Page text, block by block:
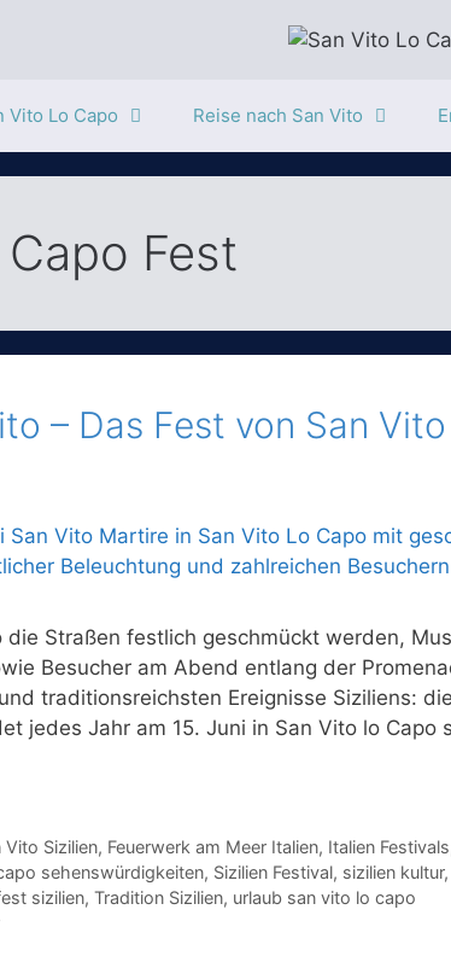
Vito Lo Capo Reise nach San Vito
Fest
– Das Fest von San Vito
die Straßen festlich geschmückt werden,
Besucher am Abend entlang der
traditionsreichsten Ereignisse Siziliens:
jedes Jahr am 15. Juni in San Vito lo
Vito Sizilien, Feuerwerk am Meer Italien, Italien Festivals
sehenswürdigkeiten, Sizilien Festival, sizilien kultur,
sizilien, Tradition Sizilien, urlaub san vito lo capo